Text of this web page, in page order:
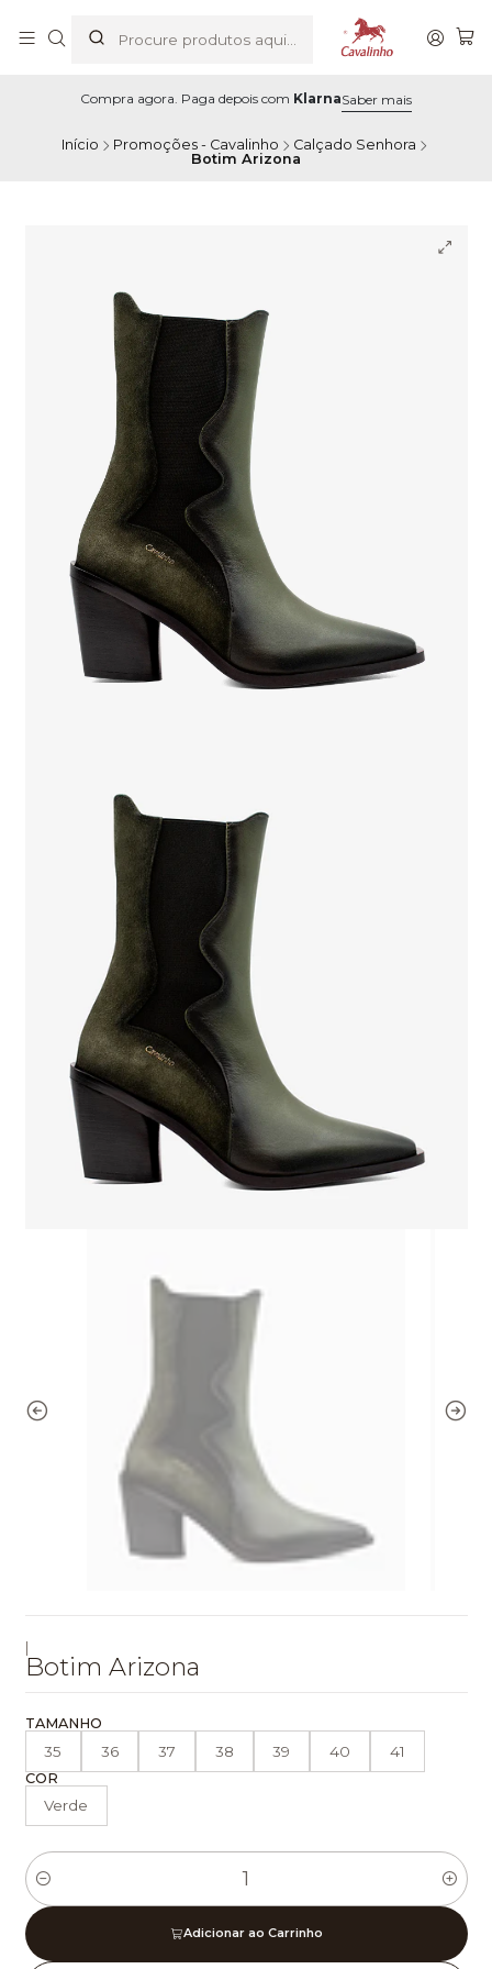
Compra agora. Paga depois com KlarnaSaber mais
Início Promoções - Cavalinho
Calçado Senhora
Botim Arizona
|
Botim Arizona
TAMANHO
35 36 37 38 39 40 41
COR
Verde
Quantidade
Adicionar ao Carrinho